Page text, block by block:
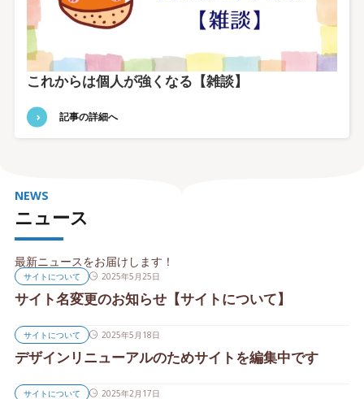
これからは個人が強くなる【雑談】
記事の詳細へ
ニュース
NEWS
最新ニュースをお届けします！
サイトについて 2025年5月25日
サイト名変更のお知らせ【サイトについて】
サイトについて 2025年5月18日
デザインリニューアルのためサイトを編集中です
サイトについて 2025年2月17日